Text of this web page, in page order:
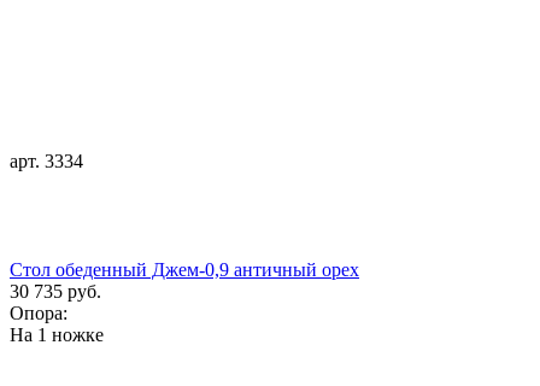
арт. 3334
Стол обеденный Джем-0,9 античный орех
30 735 руб.
Опора:
На 1 ножке